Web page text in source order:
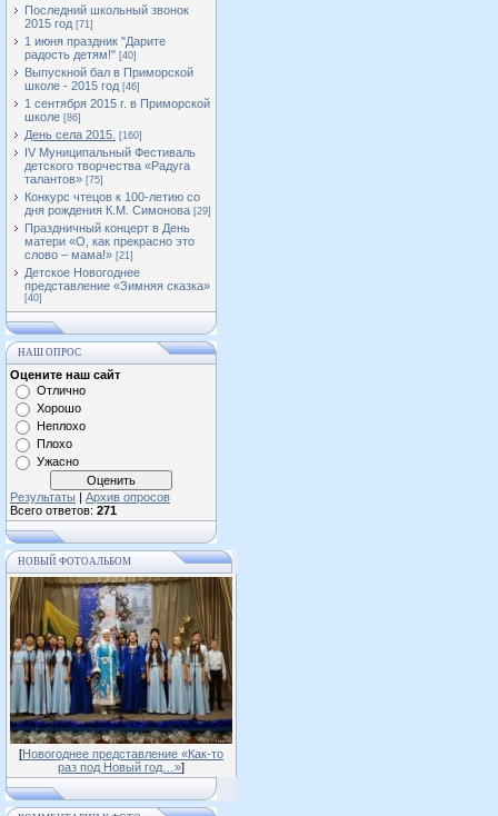
Последний школьный звонок
2015 год [71]
1 июня праздник "Дарите
радость детям!" [40]
Выпускной бал в Приморской
школе - 2015 год [46]
1 сентября 2015 г. в Приморской
школе [86]
День села 2015. [160]
IV Муниципальный Фестиваль
детского творчества «Радуга
талантов» [75]
Конкурс чтецов к 100-летию со
дня рождения К.М. Симонова [29]
Праздничный концерт в День
матери «О, как прекрасно это
слово – мама!» [21]
Детское Новогоднее
представление «Зимняя сказка»
[40]
НАШ ОПРОС
Оцените наш сайт
Отлично
Хорошо
Неплохо
Плохо
Ужасно
Результаты | Архив опросов
Всего ответов: 271
НОВЫЙ ФОТОАЛЬБОМ
[Новогоднее представление «Как-то
раз под Новый год…»]